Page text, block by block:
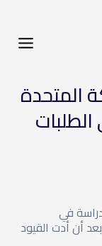
المتحدة
13% في الطلبات
في
أن أدت القيود